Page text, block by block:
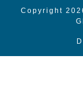
Copyright